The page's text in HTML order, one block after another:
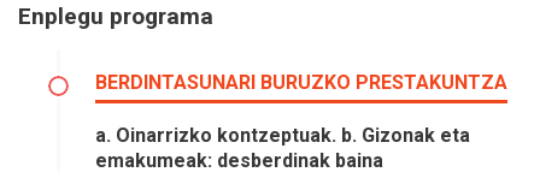
Enplegu programa
BERDINTASUNARI BURUZKO PRESTAKUNTZA
a. Oinarrizko kontzeptuak. b. Gizonak eta
emakumeak: desberdinak baina